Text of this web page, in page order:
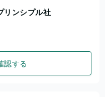
リンシプル社
認する